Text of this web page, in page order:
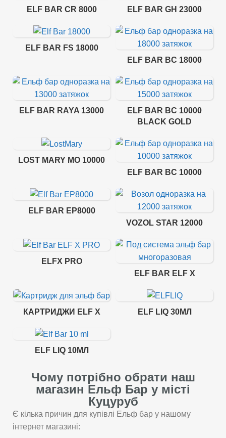
ELF BAR CR 8000 ELF BAR GH 23000
ELF BAR FS 18000
ELF BAR BC 18000
ELF BAR RAYA 13000
ELF BAR BC 10000
BLACK GOLD
LOST MARY MO 10000
ELF BAR BC 10000
ELF BAR EP8000
VOZOL STAR 12000
ELFX PRO
ELF BAR ELF X
КАРТРИДЖИ ELF X ELF LIQ 30МЛ
ELF LIQ 10МЛ
Чому потрібно обрати наш
магазин Ельф Бар у місті
Куцуруб
Є кілька причин для купівлі Ельф бар у нашому
інтернет магазині: